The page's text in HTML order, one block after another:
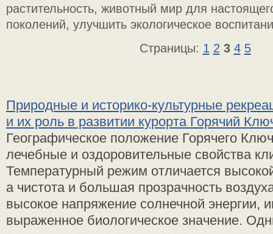
растительность, животный мир для
поколений, улучшить экологическое
Страницы: 1 2 3 4 5
Природные и историко-культурные
и их роль в развитии курорта Горячий
Географическое положение Горячего
лечебные и оздоровительные свойства
Температурный режим отличается
а чистота и большая прозрачность
высокое напряжение солнечной энергии,
выраженное биологическое значение.